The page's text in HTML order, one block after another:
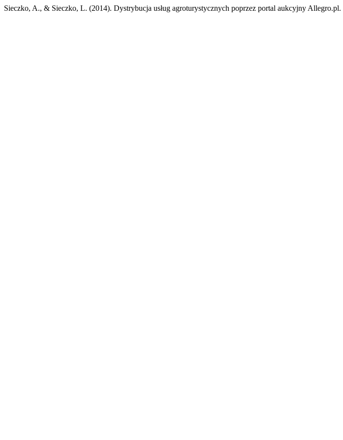
Sieczko, A., & Sieczko, L. (2014). Dystrybucja usług agroturystycznych poprzez portal aukcyjny Allegro.pl.